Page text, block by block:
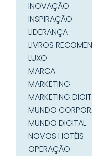
INOVAÇÃO
INSPIRAÇÃO
LIDERANÇA
LIVROS
LUXO
MARCA
MARKETING
MARKETING
MUNDO
MUNDO DIGITAL
NOVOS HOTÉIS
OPERAÇÃO